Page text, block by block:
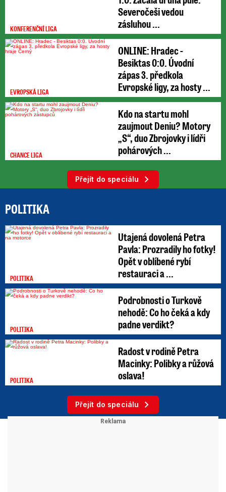
KONFERENČNÍ LIGA
Severočeši vedou
zásluhou ...
EVROPSKÁ LIGA
ONLINE: Hradec -
Besiktas 0:0. Úvodní
zápas 3. předkola
Evropské ligy, za hosty ...
CHANCE LIGA
Kdo na startu mohl
zaujmout Deniu? Motory
„S“, duo Zbrojovky i lídři
pohárových ...
Přejít do speciálu
POLITIKA
POLITIKA
Utajená dovolená Petra
Pavla: Prozradily ho fotky!
Opět v oblíbené rybí
restauraci a ...
POLITIKA
Podrobnosti o Turkově
nehodě: Co ho čeká a kdy
padne verdikt?
POLITIKA
Radost v rodině Petra
Macinky: Polibky a růžová
oslava!
Přejít do speciálu